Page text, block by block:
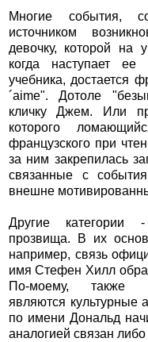
Многие события,
источником
девочку, которой на
когда наступает
учебника, достается
´aime". Дотоле
кличку Джем. Или
которого
французского при
за ним закрепилась
связанные с
внешне
Другие категории
прозвища. В их
например, связь
имя Стефен Хилл
По-моему, также
являются культурные
по имени Дональд
аналогией связан